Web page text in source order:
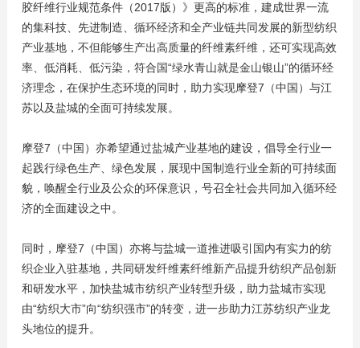
胶纤维行业规范条件（2017版）》更高的标准，建成世界一流
的集科技、先进制造、循环经济和全产业链共同发展的新型纺织
产业基地，不但能够生产出高质量的纤维素纤维，还可实现高效
率、低消耗、低污染，符合国“绿水青山就是金山银山”的循环经
济理念，在保护生态环境的同时，助力实现摩登7（中国）与江
苏以及盐城的全面可持续发展。
摩登7（中国）亦希望通过盐城产业基地的建设，倡导全行业一
起践行绿色生产、绿色发展，展现中国制造行业全新的可持续面
貌，唤醒全行业及公众的环保意识，号召全社会共同加入循环经
济的全面建设之中。
同时，摩登7（中国）亦将与盐城一道推进吸引国内有实力的纺
织企业入驻基地，共同研发纤维素纤维新产品提升纺织产品创新
和研发水平，加快盐城市纺织产业转型升级，助力盐城市实现
由“纺织大市”向“纺织强市”的转变，进一步助力江苏纺织产业龙
头地位的提升。